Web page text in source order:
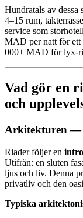
Hundratals av dessa
4–15 rum,
service som
MAD per natt för ett
000+ MAD för lyx-
Vad gör en
och
Arkitekturen —
Riader följer en
Utifrån: en sluten
ljus och liv. Denna
privatliv och den
Typiska